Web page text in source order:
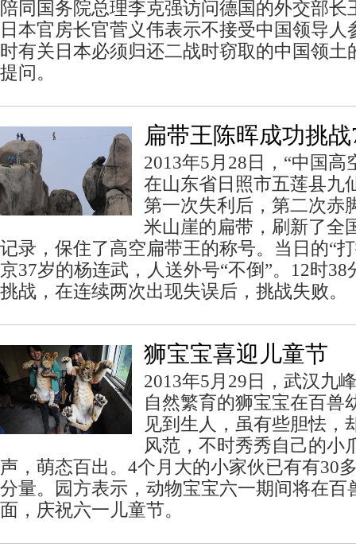
陪同国务院总理李克强访问德国的外交部长
日本官房长官菅义伟表示不接受中国领导人
时有关日本必须归还二战时窃取的中国领土
提问。
扁带王陈晖成功挑
2013年5月28日，“中国高
在山东省日照市五莲县九
第一次失利后，第二次赤
米山崖的扁带，刷新了全
记录，保住了高空扁带王的称号。当日的“
京37岁的杨连武，人送外号“不倒”。12时
挑战，在连续两次出现失误后，挑战失败。
狮宝宝喜迎儿童节
2013年5月29日，武汉九
自然繁育的狮宝宝在百兽
见到生人，虽有些胆怯，
风范，不时秀秀自己的小
声，萌态百出。4个月大的小家伙已有有30
分量。园方表示，动物宝宝六一期间将在百
面，庆祝六一儿童节。